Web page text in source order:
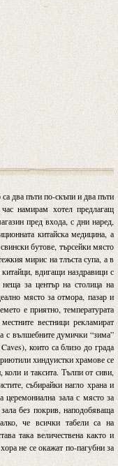
два пъти по-скъпи и два пъти
намирам хотел предлагащ
пред входа, с дни наред,
китайска медицина, а
бутове, търсейки място
мирис на тлъста супа, а в
вдигащи наздравици с
за център на столица на
място за отмора, пазар и
е приятно, температурата
вестници рекламират
с вълшебните думички “зима”
които са близо до града
хиндуистки храмове се
коли и таксита. Тълпи от сиви,
събирайки нагло храна и
зала с място за
без покрив, наподобяваща
че всички табели са на
така величествена както и
не се окажат по-пагубни за